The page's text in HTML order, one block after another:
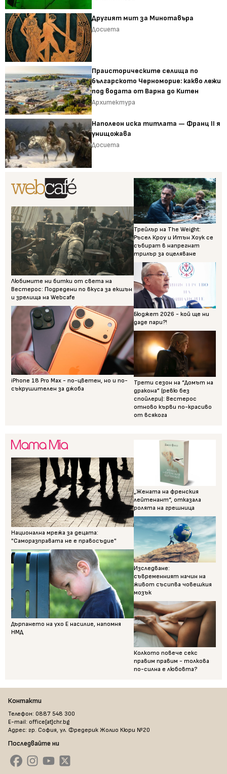
Другият мит за Минотавъра
Досиета
Праисторическите селища по
българското Черноморие: какво лежи
под водата от Варна до Китен
Архитектура
Наполеон иска титлата — Франц II я
унищожава
Досиета
Любимите ни битки от света на
Вестерос: Подредени по вкуса за екшън
и зрелища на Webcafe
iPhone 18 Pro Max - по-цветен, но и по-
съкрушителен за джоба
Трейлър на The Weight:
Ръсел Кроу и Итън Хоук се
събират в напрегнат
трилър за оцеляване
Бюджет 2026 - кой ще ни
даде пари?!
Трети сезон на “Домът на
дракона” (ревю без
спойлери): Вестерос
отново кърви по-красиво
от всякога
Национална мрежа за децата:
"Саморазправата не е правосъдие"
Дърпането на ухо Е насилие, напомня
НМД
„Жената на френския
лейтенант“, отказала
ролята на грешница
Изследване:
съвременният начин на
живот съсипва човешкия
мозък
Колкото повече секс
правим правим - толкова
по-силна е любовта?
Контакти
Телефон: 0887 548 300
E-mail: office[at]chr.bg
Адрес: гр. София, ул. Фредерик Жолио Кюри №20
Последвайте ни